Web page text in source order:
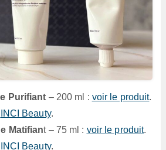
Purifiant – 200 ml : voir le produit.
INCI Beauty.
Matifiant – 75 ml : voir le produit.
INCI Beauty.